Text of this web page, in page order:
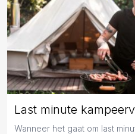
Wanneer het gaat om last